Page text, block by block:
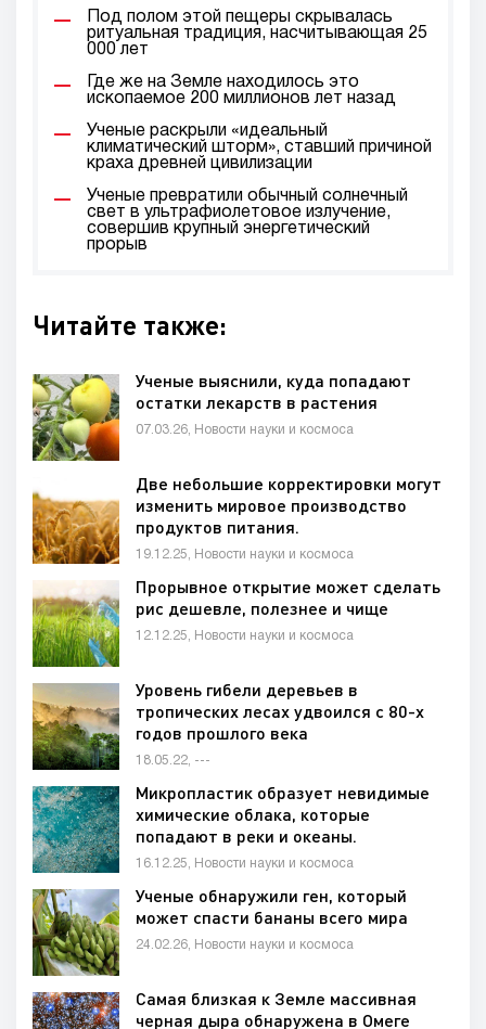
Под полом этой пещеры скрывалась
ритуальная традиция, насчитывающая 25
000 лет
Где же на Земле находилось это
ископаемое 200 миллионов лет назад
Ученые раскрыли «идеальный
климатический шторм», ставший причиной
краха древней цивилизации
Ученые превратили обычный солнечный
свет в ультрафиолетовое излучение,
совершив крупный энергетический
прорыв
Читайте также:
Ученые выяснили, куда попадают
остатки лекарств в растения
07.03.26, Новости науки и космоса
Две небольшие корректировки могут
изменить мировое производство
продуктов питания.
19.12.25, Новости науки и космоса
Прорывное открытие может сделать
рис дешевле, полезнее и чище
12.12.25, Новости науки и космоса
Уровень гибели деревьев в
тропических лесах удвоился с 80-х
годов прошлого века
18.05.22, ---
Микропластик образует невидимые
химические облака, которые
попадают в реки и океаны.
16.12.25, Новости науки и космоса
Ученые обнаружили ген, который
может спасти бананы всего мира
24.02.26, Новости науки и космоса
Самая близкая к Земле массивная
черная дыра обнаружена в Омеге